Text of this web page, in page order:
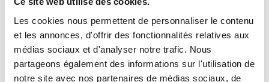
Les cookies nous permettent de personnaliser le contenu
et les annonces, d'offrir des fonctionnalités relatives aux
médias sociaux et d'analyser notre trafic. Nous
partageons également des informations sur l'utilisation de
notre site avec nos partenaires de médias sociaux, de
AirPods Pro 1 MageSafe
146,30 €